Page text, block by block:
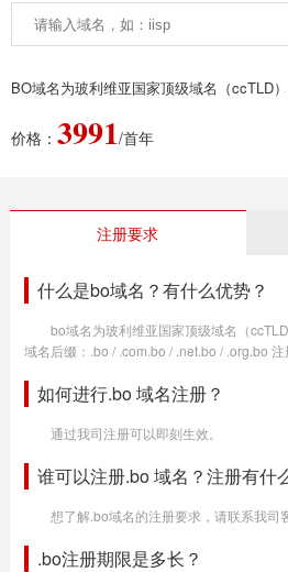
BO域名为玻利维亚国家顶级域名（ccTLD）
价格： 3991/首年
注册要求
什么是bo域名？有什么优势？
bo域名为玻利维亚国家顶级域名（
域名后缀：.bo / .com.bo / .net.bo / .org.bo
如何进行.bo 域名注册？
通过我司注册可以即刻生效。
谁可以注册.bo 域名？注册有什
想了解.bo域名的注册要求，请联系我司
.bo注册期限是多长？